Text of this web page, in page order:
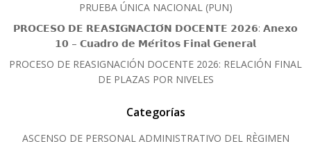
PRUEBA ÚNICA NACIONAL (PUN)
𝗣𝗥𝗢𝗖𝗘𝗦𝗢 𝗗𝗘 𝗥𝗘𝗔𝗦𝗜𝗚𝗡𝗔𝗖𝗜𝗢́𝗡 𝗗𝗢𝗖𝗘𝗡𝗧𝗘 𝟮𝟬𝟮𝟲: 𝗔𝗻𝗲𝘅𝗼
𝟭𝟬 – 𝗖𝘂𝗮𝗱𝗿𝗼 𝗱𝗲 𝗠𝗲́𝗿𝗶𝘁𝗼𝘀 𝗙𝗶𝗻𝗮𝗹 𝗚𝗲𝗻𝗲𝗿𝗮𝗹
PROCESO DE REASIGNACIÓN DOCENTE 2026: RELACIÓN FINAL
DE PLAZAS POR NIVELES
Categorías
ASCENSO DE PERSONAL ADMINISTRATIVO DEL RÈGIMEN